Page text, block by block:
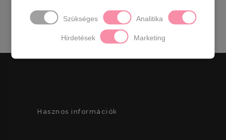
24,5 cm 40- 25,5 cm 41- 26,5
Hasznos információk
Szükséges Analitika
Hirdetések Marketing